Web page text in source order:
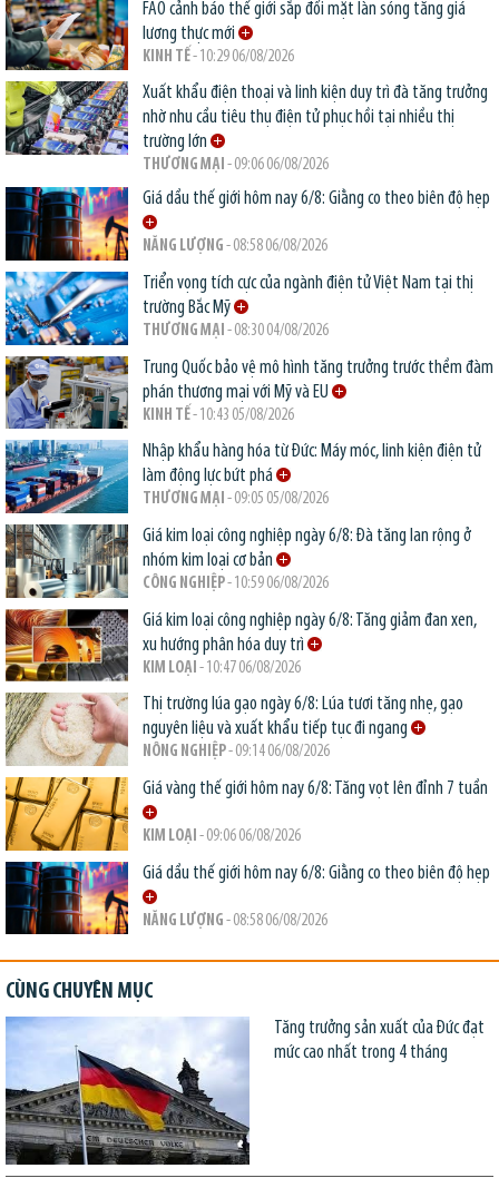
FAO cảnh báo thế giới sắp đối mặt làn sóng tăng giá
lương thực mới
KINH TẾ- 10:29 06/08/2026
Xuất khẩu điện thoại và linh kiện duy trì đà tăng trưởng
nhờ nhu cầu tiêu thụ điện tử phục hồi tại nhiều thị
trường lớn
THƯƠNG MẠI - 09:06 06/08/2026
Giá dầu thế giới hôm nay 6/8: Giằng co theo biên độ hẹp
NĂNG LƯỢNG - 08:58 06/08/2026
Triển vọng tích cực của ngành điện tử Việt Nam tại thị
trường Bắc Mỹ
THƯƠNG MẠI - 08:30 04/08/2026
Trung Quốc bảo vệ mô hình tăng trưởng trước thềm đàm
phán thương mại với Mỹ và EU
KINH TẾ- 10:43 05/08/2026
Nhập khẩu hàng hóa từ Đức: Máy móc, linh kiện điện tử
làm động lực bứt phá
THƯƠNG MẠI - 09:05 05/08/2026
Giá kim loại công nghiệp ngày 6/8: Đà tăng lan rộng ở
nhóm kim loại cơ bản
CÔNG NGHIỆP- 10:59 06/08/2026
Giá kim loại công nghiệp ngày 6/8: Tăng giảm đan xen,
xu hướng phân hóa duy trì
KIM LOẠI - 10:47 06/08/2026
Thị trường lúa gạo ngày 6/8: Lúa tươi tăng nhẹ, gạo
nguyên liệu và xuất khẩu tiếp tục đi ngang
NÔNG NGHIỆP- 09:14 06/08/2026
Giá vàng thế giới hôm nay 6/8: Tăng vọt lên đỉnh 7 tuần
KIM LOẠI - 09:06 06/08/2026
Giá dầu thế giới hôm nay 6/8: Giằng co theo biên độ hẹp
NĂNG LƯỢNG - 08:58 06/08/2026
CÙNG CHUYÊN MỤC
Tăng trưởng sản xuất của Đức đạt
mức cao nhất trong 4 tháng